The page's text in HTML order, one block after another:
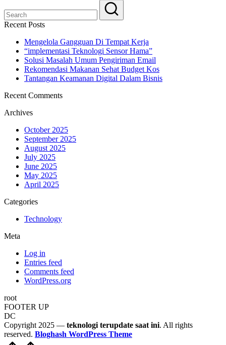
Recent Posts
Mengelola Gangguan Di Tempat Kerja
“implementasi Teknologi Sensor Hama”
Solusi Masalah Umum Pengiriman Email
Rekomendasi Makanan Sehat Budget Kos
Tantangan Keamanan Digital Dalam Bisnis
Recent Comments
Archives
October 2025
September 2025
August 2025
July 2025
June 2025
May 2025
April 2025
Categories
Technology
Meta
Log in
Entries feed
Comments feed
WordPress.org
root
FOOTER UP
DC
Copyright 2025 — teknologi terupdate saat ini. All rights
reserved. Bloghash WordPress Theme